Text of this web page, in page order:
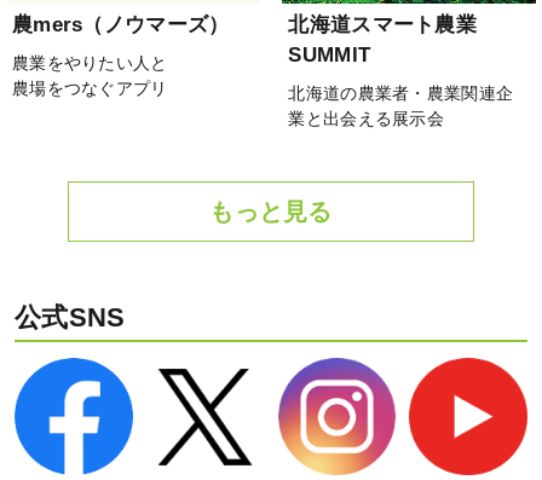
農mers（ノウマーズ）
農業をやりたい人と
農場をつなぐアプリ
北海道スマート農業
SUMMIT
北海道の農業者・農業関連企
業と出会える展示会
もっと見る
公式SNS